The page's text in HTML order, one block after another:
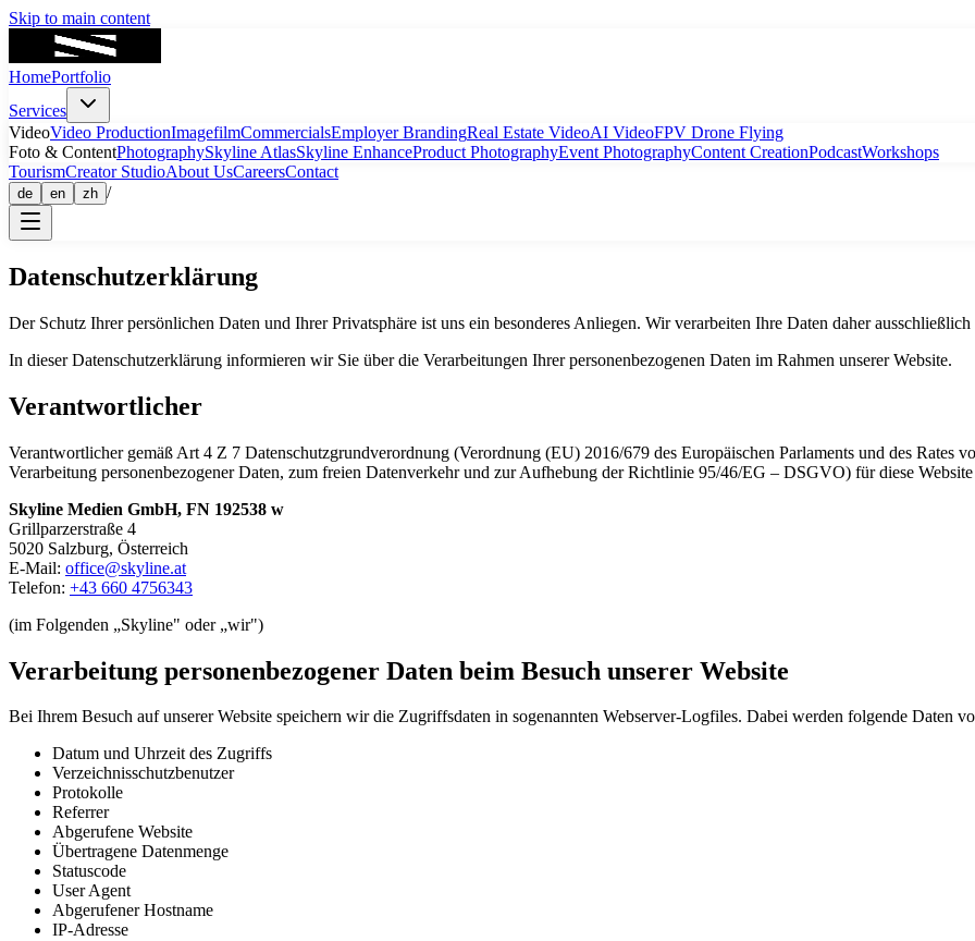
Skip to main content
HomePortfolio
Services
VideoVideo ProductionImagefilmCommercialsEmployer BrandingReal Estate VideoAI VideoFPV Drone Flying
Foto & ContentPhotographySkyline AtlasSkyline EnhanceProduct PhotographyEvent PhotographyContent CreationPodcastWorkshops
TourismCreator StudioAbout UsCareersContact
de en zh /
Datenschutzerklärung
Der Schutz Ihrer persönlichen Daten und Ihrer Privatsphäre ist uns ein besonderes Anliegen. Wir verarbeiten Ihre Daten daher
In dieser Datenschutzerklärung informieren wir Sie über die Verarbeitungen Ihrer personenbezogenen Daten im Rahmen unserer Website.
Verantwortlicher
Verantwortlicher gemäß Art 4 Z 7 Datenschutzgrundverordnung (Verordnung (EU) 2016/679 des Europäischen Parlaments und des Rates
Verarbeitung personenbezogener Daten, zum freien Datenverkehr und zur Aufhebung der Richtlinie 95/46/EG – DSGVO) für diese
Skyline Medien GmbH, FN 192538 w
Grillparzerstraße 4
5020 Salzburg, Österreich
E-Mail: office@skyline.at
Telefon: +43 660 4756343
(im Folgenden „Skyline" oder „wir")
Verarbeitung personenbezogener Daten beim Besuch unserer Website
Bei Ihrem Besuch auf unserer Website speichern wir die Zugriffsdaten in sogenannten Webserver-Logfiles. Dabei werden folgende Daten
Datum und Uhrzeit des Zugriffs
Verzeichnisschutzbenutzer
Protokolle
Referrer
Abgerufene Website
Übertragene Datenmenge
Statuscode
User Agent
Abgerufener Hostname
IP-Adresse